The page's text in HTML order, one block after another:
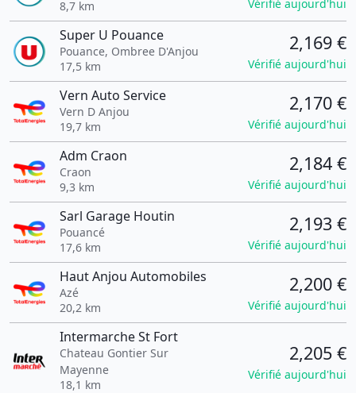
8,7 km
Vérifié aujourd'hui
Super U Pouance
Pouance, Ombree D'Anjou
17,5 km
2,169 €
Vérifié aujourd'hui
Vern Auto Service
Vern D Anjou
19,7 km
2,170 €
Vérifié aujourd'hui
Adm Craon
Craon
9,3 km
2,184 €
Vérifié aujourd'hui
Sarl Garage Houtin
Pouancé
17,6 km
2,193 €
Vérifié aujourd'hui
Haut Anjou Automobiles
Azé
20,2 km
2,200 €
Vérifié aujourd'hui
Intermarche St Fort
Chateau Gontier Sur
Mayenne
18,1 km
2,205 €
Vérifié aujourd'hui